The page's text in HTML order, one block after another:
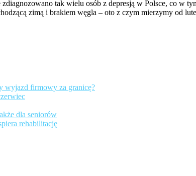
wynajmować
mieszkanie
tak wielu osób z depresją w Polsce, co w
zimą i brakiem węgla – oto z czym mierzymy od
wyjazd firmowy za granicę?
dla seniorów
rehabilitację